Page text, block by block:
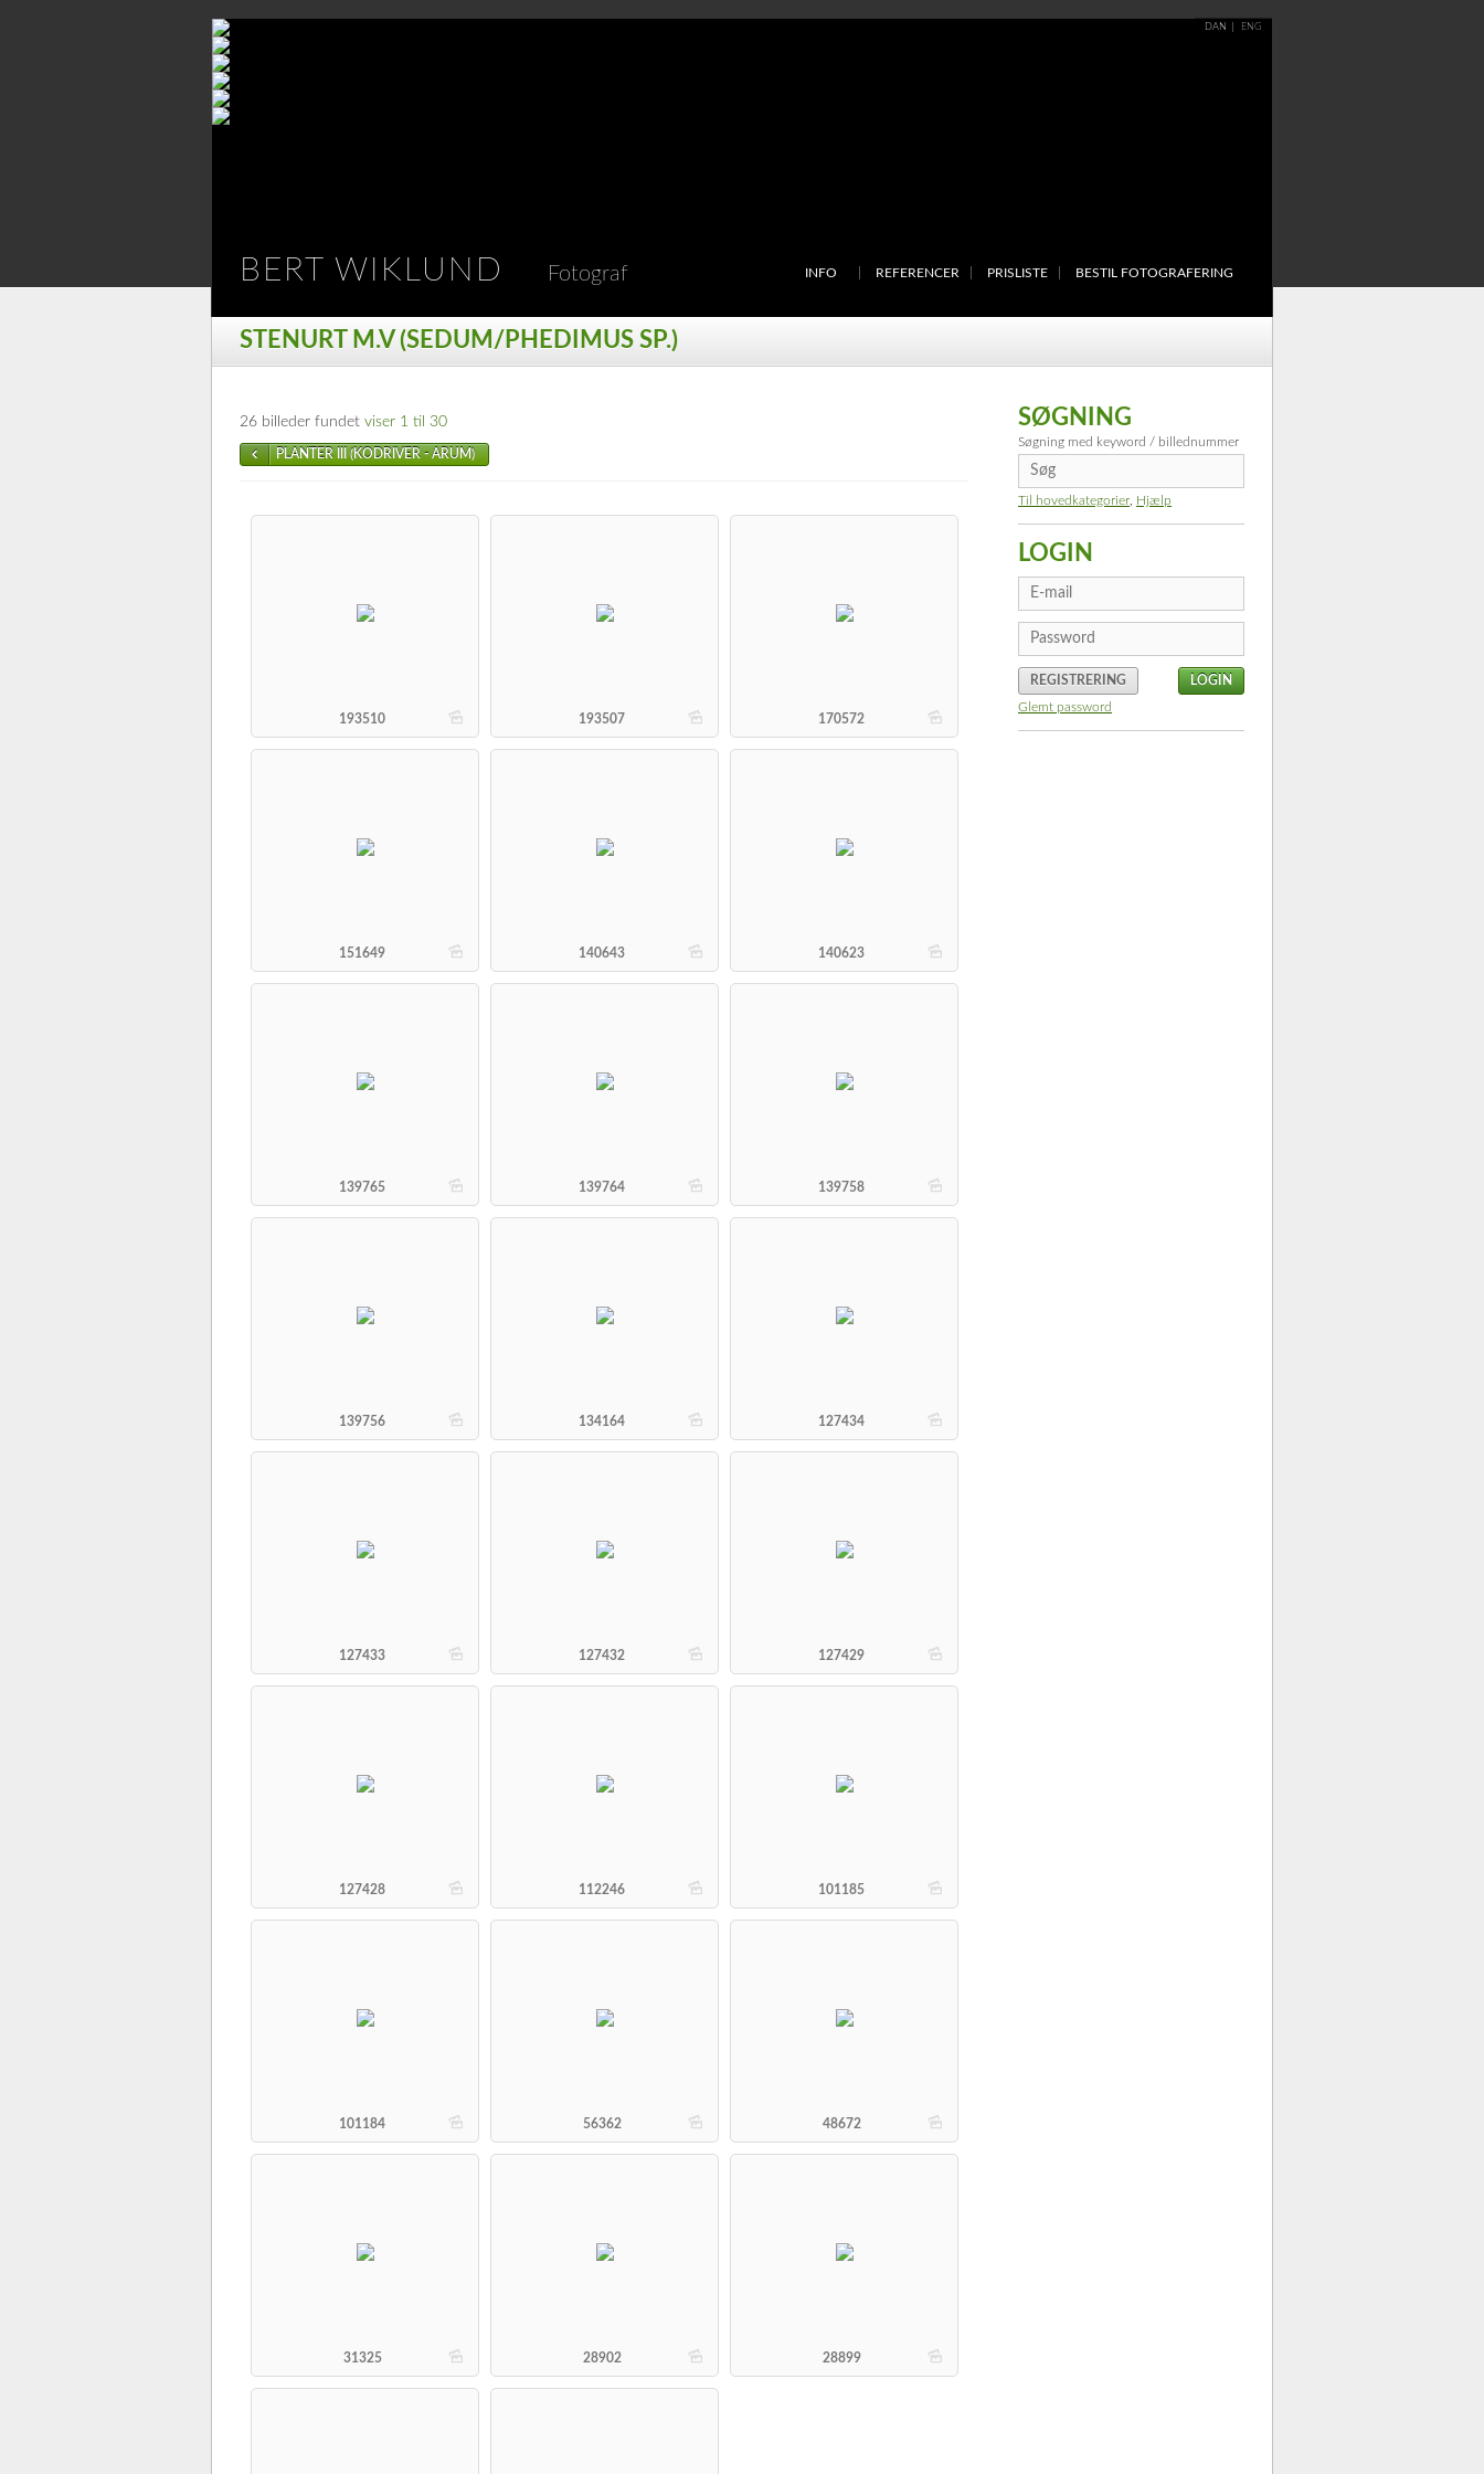
DAN ENG
BERT WIKLUND Fotograf INFO REFERENCER PRISLISTE BESTIL FOTOGRAFERING
STENURT M.V (SEDUM/PHEDIMUS SP.)
26 billeder fundet viser 1 til 30
PLANTER III (KODRIVER - ARUM)
b
193510 b
193507 b
170572
b
151649 b
140643 b
140623
b
139765 b
139764 b
139758
b
139756 b
134164 b
127434
b
127433 b
127432 b
127429
b
127428 b
112246 b
101185
b
101184 b
56362 b
48672
b
31325 b
28902 b
28899
SØGNING
Søgning med keyword / billednummer
Til hovedkategorier Hjælp
LOGIN
REGISTRERING
Glemt password